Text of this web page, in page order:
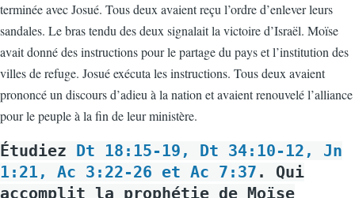
terminée avec Josué. Tous deux avaient reçu l’ordre d’enlever leurs
sandales. Le bras tendu des deux signalait la victoire d’Israël. Moïse
avait donné des instructions pour le partage du pays et l’institution des
villes de refuge. Josué exécuta les instructions. Tous deux avaient
prononcé un discours d’adieu à la nation et avaient renouvelé l’alliance
pour le peuple à la fin de leur ministère.
Étudiez Dt 18:15-19, Dt 34:10-12, Jn
1:21, Ac 3:22-26 et Ac 7:37 . Qui
accomplit la prophétie de Moïse